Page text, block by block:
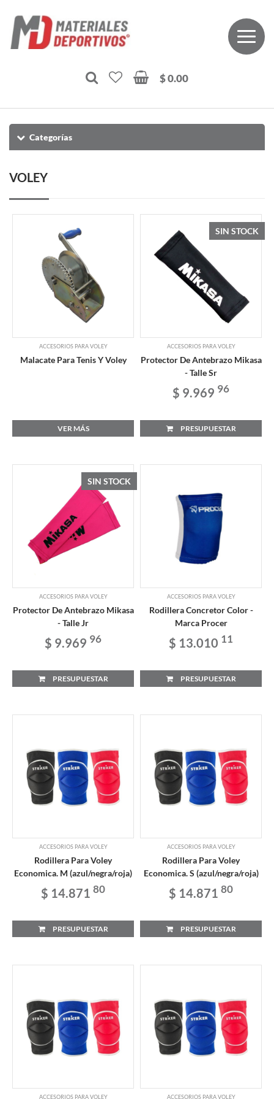
$ 0.00
Categorías
VOLEY
ACCESORIOS PARA VOLEY
Malacate Para Tenis Y Voley
VER MÁS
SIN STOCK
ACCESORIOS PARA VOLEY
Protector De Antebrazo Mikasa
- Talle Sr
$ 9.969 96
PRESUPUESTAR
SIN STOCK
ACCESORIOS PARA VOLEY
Protector De Antebrazo Mikasa
- Talle Jr
$ 9.969 96
PRESUPUESTAR
ACCESORIOS PARA VOLEY
Rodillera Concretor Color -
Marca Procer
$ 13.010 11
PRESUPUESTAR
ACCESORIOS PARA VOLEY
Rodillera Para Voley
Economica. M (azul/negra/roja)
$ 14.871 80
PRESUPUESTAR
ACCESORIOS PARA VOLEY
Rodillera Para Voley
Economica. S (azul/negra/roja)
$ 14.871 80
PRESUPUESTAR
ACCESORIOS PARA VOLEY ACCESORIOS PARA VOLEY